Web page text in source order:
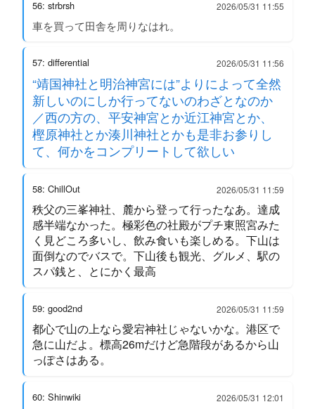
56: strbrsh 2026/05/31 11:55
車を買って田舎を周りなはれ。
57: differential 2026/05/31 11:56
“靖国神社と明治神宮には”よりによって全然
新しいのにしか行ってないのわざとなのか
／西の方の、平安神宮とか近江神宮とか、
樫原神社とか湊川神社とかも是非お参りし
て、何かをコンプリートして欲しい
58: ChillOut 2026/05/31 11:59
秩父の三峯神社、麓から登って行ったなあ。達成
感半端なかった。極彩色の社殿がプチ東照宮みた
く見どころ多いし、飲み食いも楽しめる。下山は
面倒なのでバスで。下山後も観光、グルメ、駅の
スパ銭と、とにかく最高
59: good2nd 2026/05/31 11:59
都心で山の上なら愛宕神社じゃないかな。港区で
急に山だよ。標高26mだけど急階段があるから山
っぽさはある。
60: Shinwiki 2026/05/31 12:01